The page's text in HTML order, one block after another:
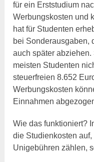
für ein Erststudium
Werbungskosten und
hat für Studenten
bei Sonderausgaben,
auch später
meisten Studenten
steuerfreien 8.652
Werbungskosten
Einnahmen
Wie das funktioniert?
die Studienkosten
Unigebühren zählen,